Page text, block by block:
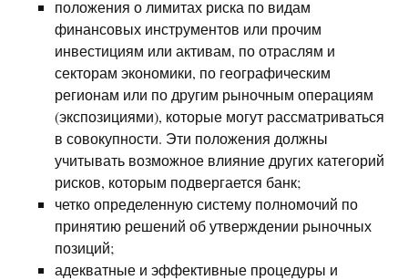
положения о лимитах риска по видам
финансовых инструментов или прочим
инвестициям или активам, по отраслям и
секторам экономики, по географическим
регионам или по другим рыночным операциям
(экспозициями), которые могут рассматриваться
в совокупности. Эти положения должны
учитывать возможное влияние других категорий
рисков, которым подвергается банк;
четко определенную систему полномочий по
принятию решений об утверждении рыночных
позиций;
адекватные и эффективные процедуры и